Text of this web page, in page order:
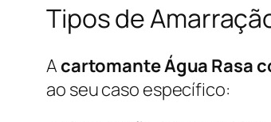
Tipos de
A cartomante Água Rasa
ao seu caso específico: